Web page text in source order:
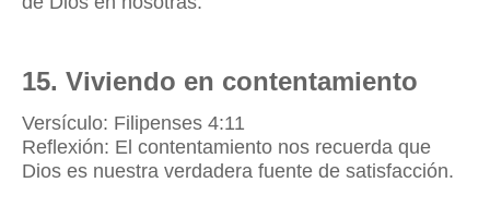
15. Viviendo en contentamiento
Versículo: Filipenses 4:11
Reflexión: El contentamiento nos recuerda que
Dios es nuestra verdadera fuente de satisfacción.